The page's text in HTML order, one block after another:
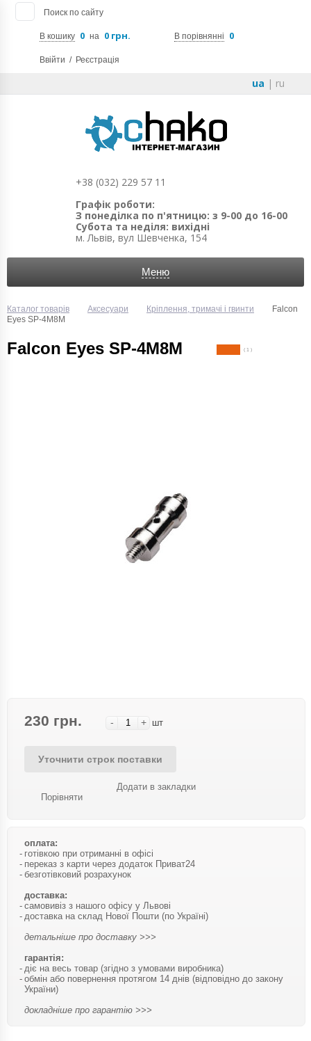
Поиск по сайту
В кошику 0 на 0 грн. В порівнянні 0
Ввійти / Реєстрація
ua | ru
+38 (032) 229 57 11
Графік роботи:
З понеділка по п'ятницю: з 9-00 до 16-00
Субота та неділя: вихідні
м. Львів, вул Шевченка, 154
Меню
Каталог товарів Аксесуари Кріплення, тримачі і гвинти
Falcon
Eyes SP-4M8M
Falcon Eyes SP-4M8M ( 1 )
230 грн. - + шт
Уточнити строк поставки
Порівняти
Додати в закладки
оплата:
готівкою при отриманні в офісі
переказ з карти через додаток Приват24
безготівковий розрахунок
доставка:
самовивіз з нашого офісу у Львові
доставка на склад Нової Пошти (по Україні)
детальніше про доставку >>>
гарантія:
діє на весь товар (згідно з умовами виробника)
обмін або повернення протягом 14 днів (відповідно до закону
України)
докладніше про гарантію >>>